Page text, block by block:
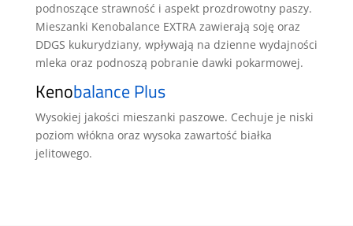
podnoszące strawność i aspekt prozdrowotny paszy.
Mieszanki Kenobalance EXTRA zawierają soję oraz
DDGS kukurydziany, wpływają na dzienne wydajności
mleka oraz podnoszą pobranie dawki pokarmowej.
Kenobalance Plus
Wysokiej jakości mieszanki paszowe. Cechuje je niski
poziom włókna oraz wysoka zawartość białka
jelitowego.